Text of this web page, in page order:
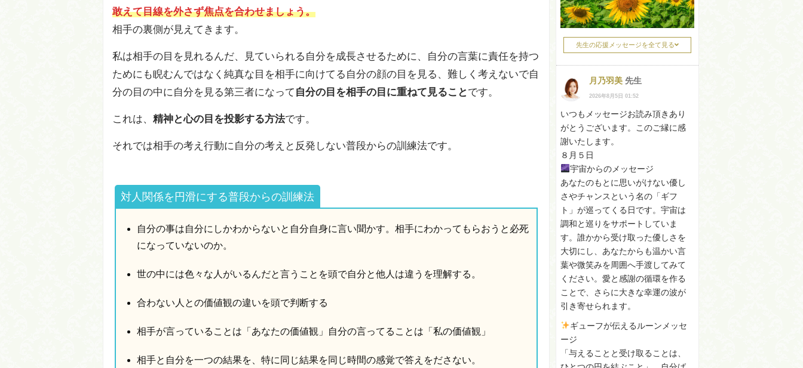
敢えて目線を外さず焦点を合わせましょう。
相手の裏側が見えてきます。
私は相手の目を見れるんだ、見ていられる自分を成長させるために、自分の言葉に責任を持つ
ためにも睨むんではなく純真な目を相手に向けてる自分の顔の目を見る、難しく考えないで自
分の目の中に自分を見る第三者になって 自分の目を相手の目に重ねて見ること です。
これは、 精神と心の目を投影する方法です。
それでは相手の考え行動に自分の考えと反発しない普段からの訓練法です。
対人関係を円滑にする普段からの訓練法
自分の事は自分にしかわからないと自分自身に言い聞かす。相手にわかってもらおうと必死
になっていないのか。
世の中には色々な人がいるんだと言うことを頭で自分と他人は違うを理解する。
合わない人との価値観の違いを頭で判断する
相手が言っていることは「あなたの価値観」自分の言ってることは「私の価値観」
相手と自分を一つの結果を、特に同じ結果を同じ時間の感覚で答えをださない。
先生の応援メッセージを全て見る
月乃羽美 先生
2026年8月5日 01:52
いつもメッセージお読み頂きあり
がとうございます。このご縁に感
謝いたします。
８月５日
宇宙からのメッセージ
あなたのもとに思いがけない優し
さやチャンスという名の「ギフ
ト」が巡ってくる日です。宇宙は
調和と巡りをサポートしていま
す。誰かから受け取った優しさを
大切にし、あなたからも温かい言
葉や微笑みを周囲へ手渡してみて
ください。愛と感謝の循環を作る
ことで、さらに大きな幸運の波が
引き寄せられます。
ギューフが伝えるルーンメッセ
ージ
「与えることと受け取ることは、